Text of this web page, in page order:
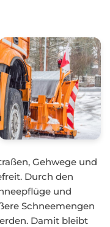
Gehwege und
Durch den
und
Schneemengen
Damit bleibt